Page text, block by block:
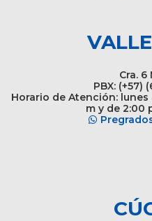
Cra. 6
PBX: (+57)
Horario de Atención: lunes
m y de 2:00